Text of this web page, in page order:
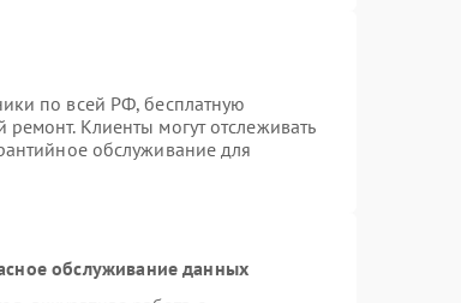
по всей РФ, бесплатную
Клиенты могут отслеживать
обслуживание для
обслуживание данных